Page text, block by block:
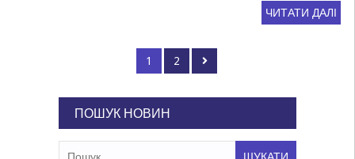
ЧИТАТИ ДАЛІ
записів
Page
1 Page
2
ПОШУК НОВИН